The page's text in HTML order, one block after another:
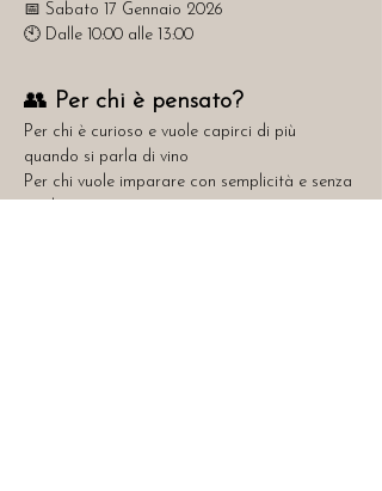
📅 Sabato 17 Gennaio 2026
🕙 Dalle 10:00 alle 13:00
👥 Per chi è pensato?
Per chi è curioso e vuole capirci di più
quando si parla di vino
Per chi vuole imparare con semplicità e senza